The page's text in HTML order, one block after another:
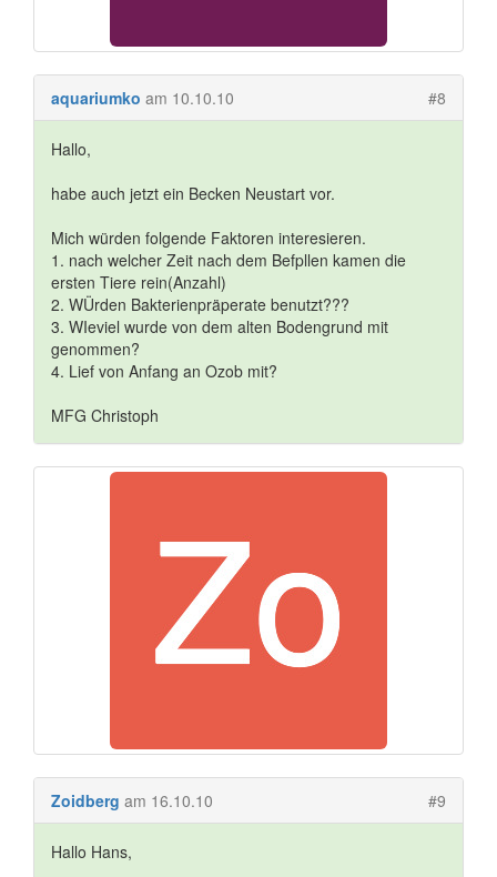
aquariumko am 10.10.10 #8
Hallo,
habe auch jetzt ein Becken Neustart vor.
Mich würden folgende Faktoren interesieren.
1. nach welcher Zeit nach dem Befpllen kamen die
ersten Tiere rein(Anzahl)
2. WÜrden Bakterienpräperate benutzt???
3. WIeviel wurde von dem alten Bodengrund mit
genommen?
4. Lief von Anfang an Ozob mit?
MFG Christoph
Zoidberg am 16.10.10 #9
Hallo Hans,